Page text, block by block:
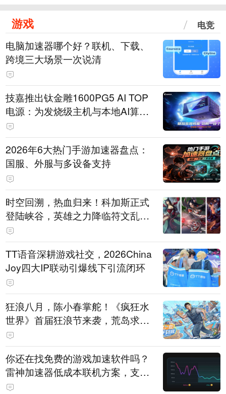
游戏 电竞
电脑加速器哪个好？联机、下载、
跨境三大场景一次说清
技嘉推出钛金雕1600PG5 AI TOP
电源：为发烧级主机与本地AI算力
打造旗舰供电方案
2026年6大热门手游加速器盘点：
国服、外服与多设备支持
时空回溯，热血归来！科加斯正式
登陆峡谷，英雄之力降临符文乱
斗！
TT语音深耕游戏社交，2026China
Joy四大IP联动引爆线下引流闭环
狂浪八月，陈小春掌舵！《疯狂水
世界》首届狂浪节来袭，荒岛求生
直播即将开启
你还在找免费的游戏加速软件吗？
雷神加速器低成本联机方案，支持
免费试用